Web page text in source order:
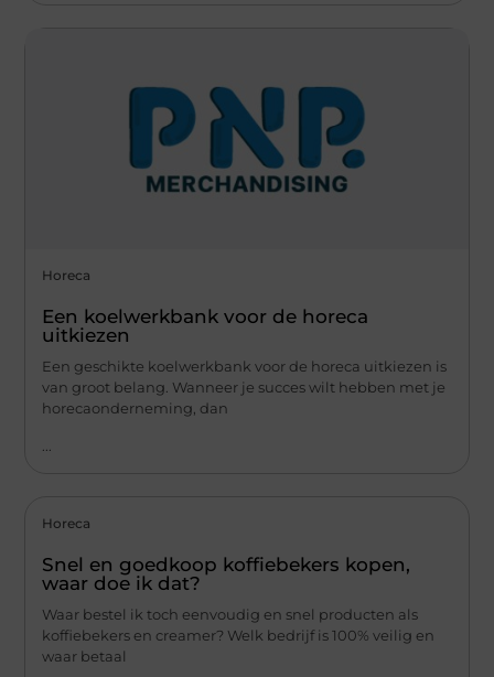
Horeca
Een koelwerkbank voor de horeca
uitkiezen
Een geschikte koelwerkbank voor de horeca uitkiezen is
van groot belang. Wanneer je succes wilt hebben met je
horecaonderneming, dan
Horeca
Snel en goedkoop koffiebekers kopen,
waar doe ik dat?
Waar bestel ik toch eenvoudig en snel producten als
koffiebekers en creamer? Welk bedrijf is 100% veilig en
waar betaal